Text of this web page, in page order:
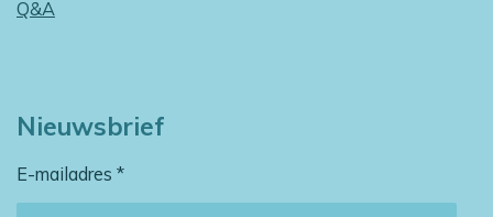
Q&A
Nieuwsbrief
E-mailadres *